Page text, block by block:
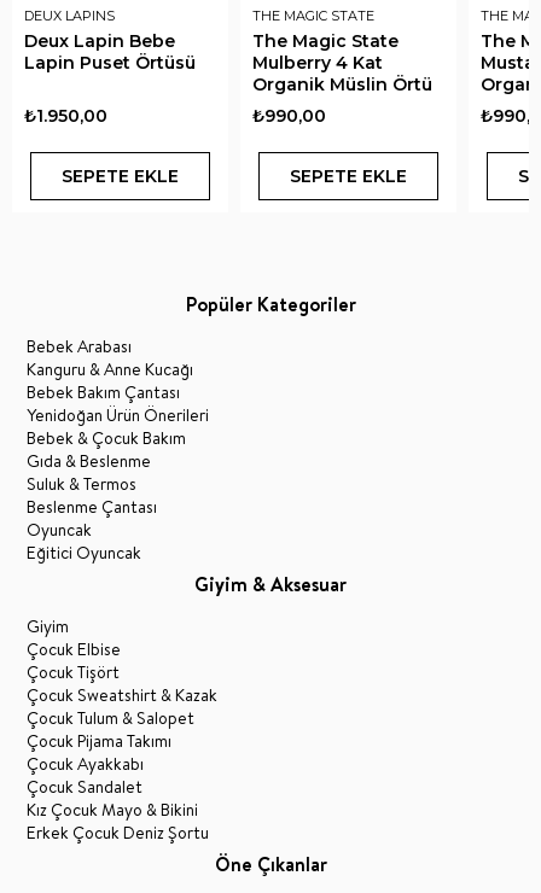
DEUX LAPINS
Deux Lapin Bebe
Lapin Puset Örtüsü
₺1.950,00
SEPETE EKLE
THE MAGIC STATE
The Magic State
Mulberry 4 Kat
Organik Müslin Örtü
₺990,00
SEPETE EKLE
THE
The
Popüler Kategoriler
Bebek Arabası
Kanguru & Anne Kucağı
Bebek Bakım Çantası
Yenidoğan Ürün Önerileri
Bebek & Çocuk Bakım
Gıda & Beslenme
Suluk & Termos
Beslenme Çantası
Oyuncak
Eğitici Oyuncak
Giyim & Aksesuar
Giyim
Çocuk Elbise
Çocuk Tişört
Çocuk Sweatshirt & Kazak
Çocuk Tulum & Salopet
Çocuk Pijama Takımı
Çocuk Ayakkabı
Çocuk Sandalet
Kız Çocuk Mayo & Bikini
Erkek Çocuk Deniz Şortu
Öne Çıkanlar